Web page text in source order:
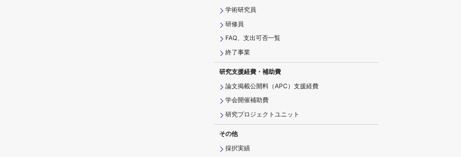
学術研究員
研修員
FAQ、支出可否一覧
終了事業
研究支援経費・補助費
論文掲載公開料（APC）支援経費
学会開催補助費
研究プロジェクトユニット
その他
採択実績